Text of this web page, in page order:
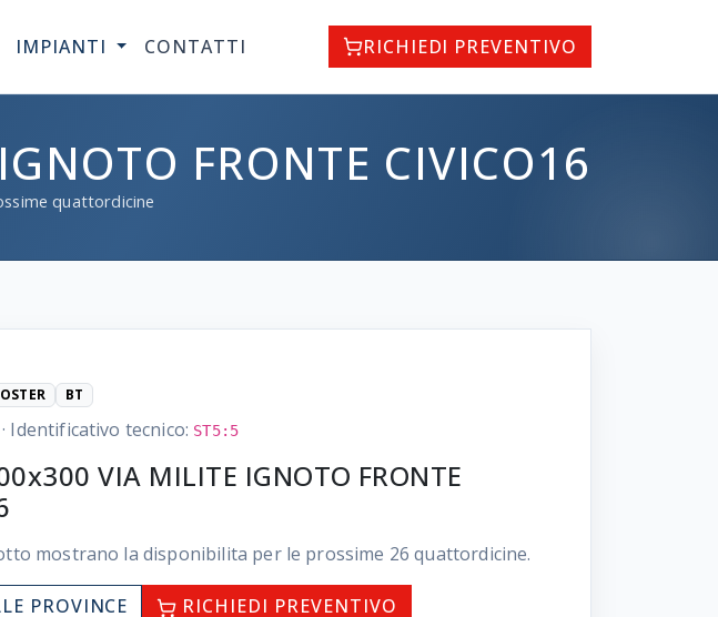
IMPIANTI CONTATTI RICHIEDI PREVENTIVO
FRONTE CIVICO16
quattordicine
BT
· Identificativo tecnico: ST5:5
VIA MILITE IGNOTO FRONTE
mostrano la disponibilita per le prossime 26 quattordicine.
PROVINCE
RICHIEDI PREVENTIVO